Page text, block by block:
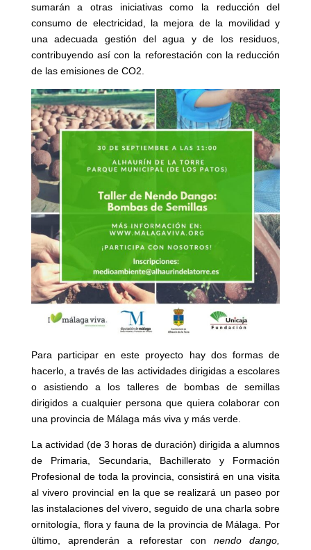
sumarán a otras iniciativas como la reducción del
consumo de electricidad, la mejora de la movilidad y
una adecuada gestión del agua y de los residuos,
contribuyendo así con la reforestación con la reducción
de las emisiones de CO2.
Para participar en este proyecto hay dos formas de
hacerlo, a través de las actividades dirigidas a escolares
o asistiendo a los talleres de bombas de semillas
dirigidos a cualquier persona que quiera colaborar con
una provincia de Málaga más viva y más verde.
La actividad (de 3 horas de duración) dirigida a alumnos
de Primaria, Secundaria, Bachillerato y Formación
Profesional de toda la provincia, consistirá en una visita
al vivero provincial en la que se realizará un paseo por
las instalaciones del vivero, seguido de una charla sobre
ornitología, flora y fauna de la provincia de Málaga. Por
último, aprenderán a reforestar connendo dango,